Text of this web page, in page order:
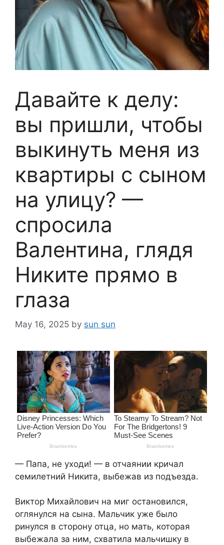
Давайте к делу:
вы пришли, чтобы
выкинуть меня из
квартиры с сыном
на улицу? —
спросила
Валентина, глядя
Никите прямо в
глаза
May 16, 2025 by sun sun
— Папа, не уходи! — в отчаянии кричал
семилетний Никита, выбежав из подъезда.
Виктор Михайлович на миг остановился,
оглянулся на сына. Мальчик уже было
ринулся в сторону отца, но мать, которая
выбежала за ним, схватила мальчишку в